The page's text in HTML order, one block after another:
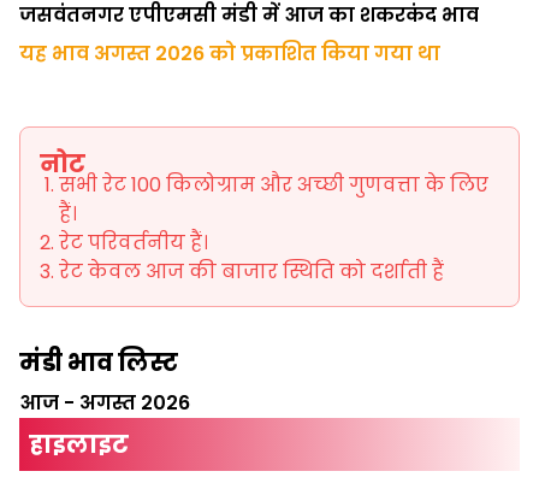
जसवंतनगर एपीएमसी मंडी में आज का शकरकंद भाव
यह भाव अगस्त 2026 को प्रकाशित किया गया था
नोट
सभी रेट 100 किलोग्राम और अच्छी गुणवत्ता के लिए
हैं।
रेट परिवर्तनीय हैं।
रेट केवल आज की बाजार स्थिति को दर्शाती हैं
मंडी भाव लिस्ट
आज - अगस्त 2026
हाइलाइट